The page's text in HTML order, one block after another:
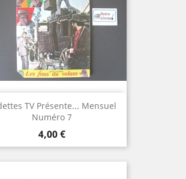
TV Présente... Mensuel
Numéro 7
Prix
4,00 €